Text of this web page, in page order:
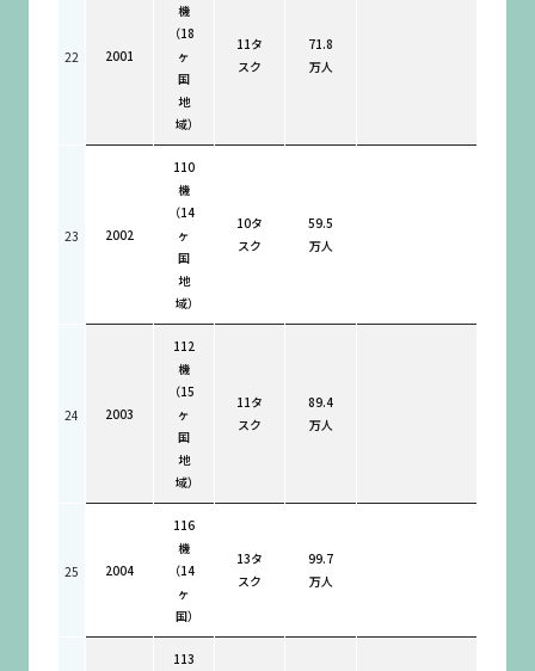
22 2001
機
（18
ヶ
国
地
域）
11タ
スク
71.8
万人
23 2002
110
機
（14
ヶ
国
地
域）
10タ
スク
59.5
万人
24 2003
112
機
（15
ヶ
国
地
域）
11タ
スク
89.4
万人
25 2004
116
機
（14
ヶ
国）
13タ
スク
99.7
万人
113